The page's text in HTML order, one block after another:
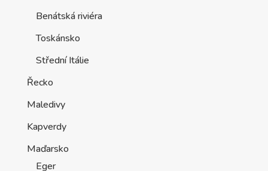
Benátská riviéra
Toskánsko
Střední Itálie
Řecko
Maledivy
Kapverdy
Maďarsko
Eger